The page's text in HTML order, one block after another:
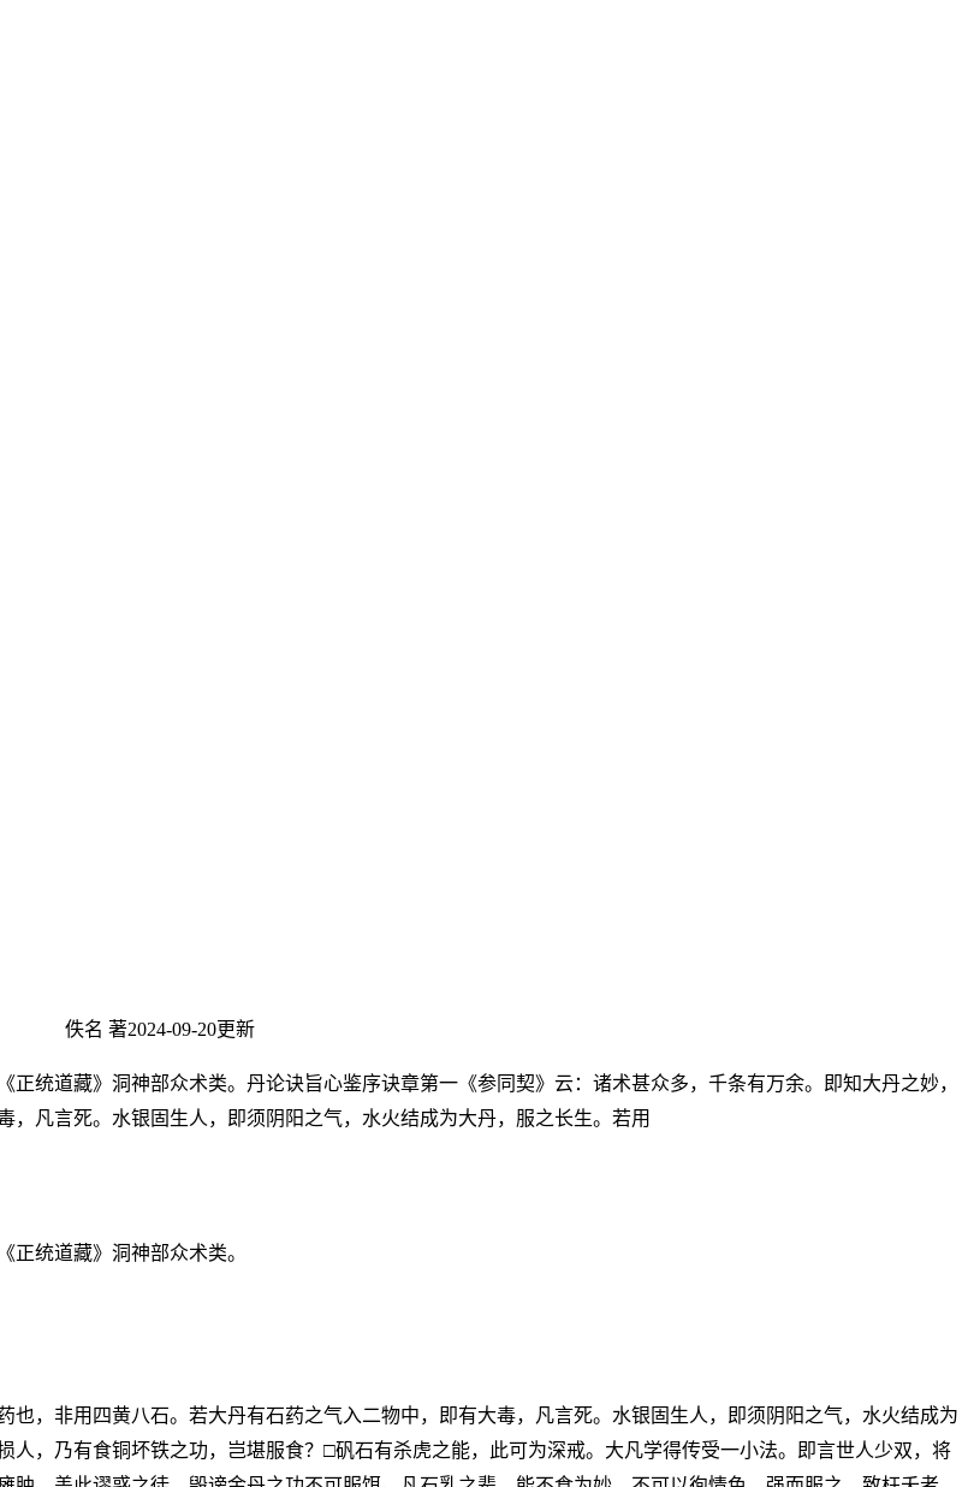
佚名 著2024-09-20更新
统道藏》洞神部众术类。丹论诀旨心鉴序诀章第一《参同契》云：诸术甚众多，千条有万余。即知大丹之妙，
凡言死。水银固生人，即须阴阳之气，水火结成为大丹，服之长生。若用
统道藏》洞神部众术类。
也，非用四黄八石。若大丹有石药之气入二物中，即有大毒，凡言死。水银固生人，即须阴阳之气，水火结成为
，乃有食铜坏铁之功，岂堪服食？□矾石有杀虎之能，此可为深戒。大凡学得传受一小法。即言世人少双，将